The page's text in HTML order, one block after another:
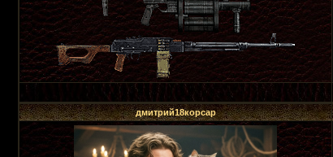
дмитрий18корсар